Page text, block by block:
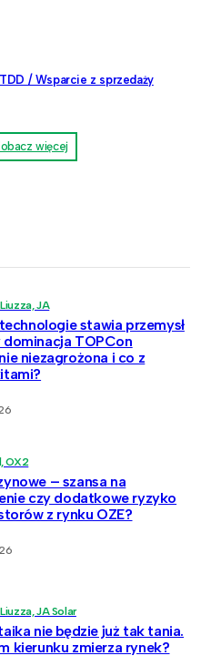
/ Wsparcie z sprzedaży
więcej
JA
stawia przemysł
dominacja TOPCon
niezagrożona i co z
OX2
– szansa na
czy dodatkowe ryzyko
z rynku OZE?
JA Solar
nie będzie już tak tania.
kierunku zmierza rynek?